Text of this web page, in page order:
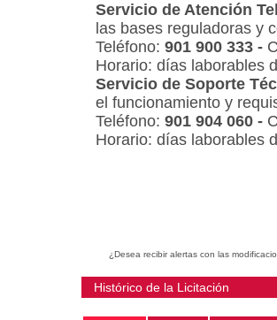
Servicio de Atención
las bases reguladoras y
Teléfono: 901 900 333 -
Horario: días laborables
Servicio de Soporte
el funcionamiento y
Teléfono: 901 904 060 -
Horario: días laborables
¿Desea recibir alertas con las
Histórico de la Licitación